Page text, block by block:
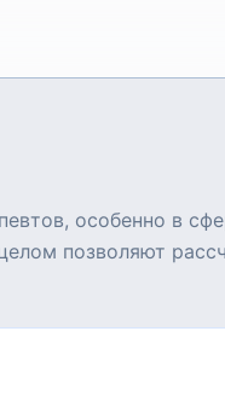
особенно в
позволяют